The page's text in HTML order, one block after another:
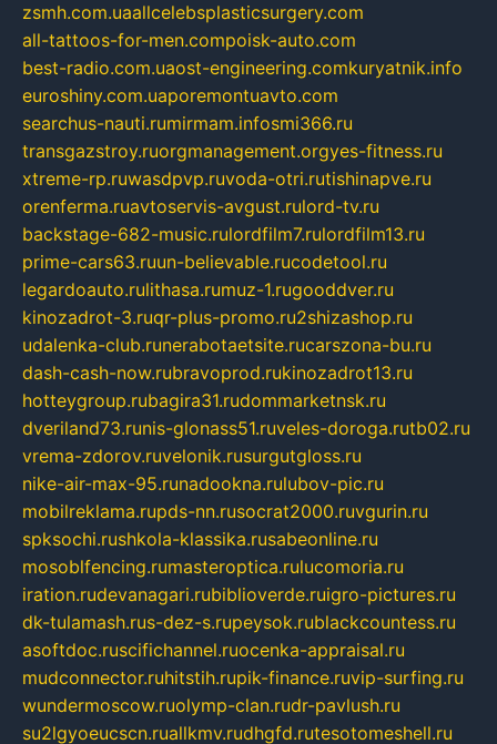
zsmh.com.uaallcelebsplasticsurgery.com
all-tattoos-for-men.compoisk-auto.com
best-radio.com.uaost-engineering.comkuryatnik.info
euroshiny.com.uaporemontuavto.com
searchus-nauti.rumirmam.infosmi366.ru
transgazstroy.ruorgmanagement.orgyes-fitness.ru
xtreme-rp.ruwasdpvp.ruvoda-otri.rutishinapve.ru
orenferma.ruavtoservis-avgust.rulord-tv.ru
backstage-682-music.rulordfilm7.rulordfilm13.ru
prime-cars63.ruun-believable.rucodetool.ru
legardoauto.rulithasa.rumuz-1.rugooddver.ru
kinozadrot-3.ruqr-plus-promo.ru2shizashop.ru
udalenka-club.runerabotaetsite.rucarszona-bu.ru
dash-cash-now.rubravoprod.rukinozadrot13.ru
hotteygroup.rubagira31.rudommarketnsk.ru
dveriland73.runis-glonass51.ruveles-doroga.rutb02.ru
vrema-zdorov.ruvelonik.rusurgutgloss.ru
nike-air-max-95.runadookna.rulubov-pic.ru
mobilreklama.rupds-nn.rusocrat2000.ruvgurin.ru
spksochi.rushkola-klassika.rusabeonline.ru
mosoblfencing.rumasteroptica.rulucomoria.ru
iration.rudevanagari.rubiblioverde.ruigro-pictures.ru
dk-tulamash.rus-dez-s.rupeysok.rublackcountess.ru
asoftdoc.ruscifichannel.ruocenka-appraisal.ru
mudconnector.ruhitstih.rupik-finance.ruvip-surfing.ru
wundermoscow.ruolymp-clan.rudr-pavlush.ru
su2lgyoeucscn.ruallkmv.rudhgfd.rutesotomeshell.ru